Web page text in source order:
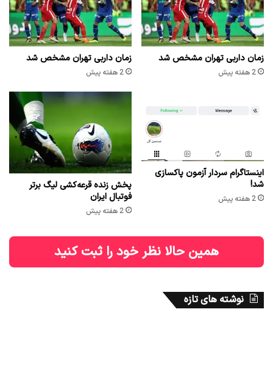
زمان داربی تهران مشخص شد
2 هفته پیش
زمان داربی تهران مشخص شد
2 هفته پیش
اینستاگرام سردار آزمون پاکسازی
شد!
2 هفته پیش
پخش زنده قرعه‌کشی لیگ برتر
فوتبال ایران
2 هفته پیش
همین حالا نظر خود را ثبت کنید
نوشته های تازه